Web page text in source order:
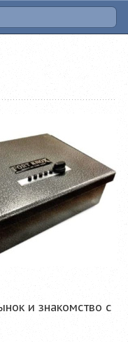
и знакомство с